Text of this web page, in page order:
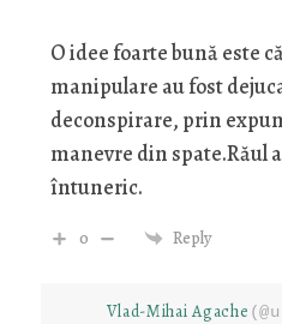
O idee foarte bună este
manipulare au fost
deconspirare, prin
manevre din spate.Răul
întuneric.
0 Reply
Vlad-Mihai Agache